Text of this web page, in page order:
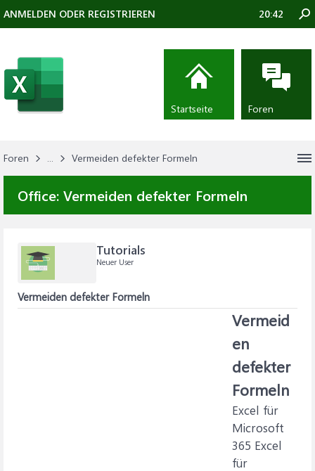
Foren ... Vermeiden defekter Formeln
Office: Vermeiden defekter Formeln
Tutorials
Neuer User
Vermeiden defekter Formeln
Vermeid
en
defekter
Formeln
Excel für
Microsoft
365 Excel
für
ANMELDEN ODER REGISTRIEREN 20:42
Startseite Foren